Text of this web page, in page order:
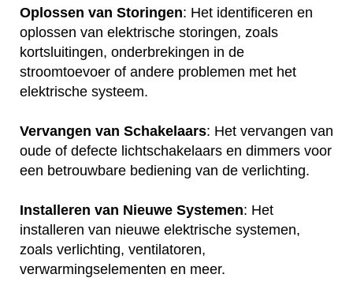
Oplossen van Storingen: Het identificeren en
oplossen van elektrische storingen, zoals
kortsluitingen, onderbrekingen in de
stroomtoevoer of andere problemen met het
elektrische systeem.
Vervangen van Schakelaars: Het vervangen van
oude of defecte lichtschakelaars en dimmers voor
een betrouwbare bediening van de verlichting.
Installeren van Nieuwe Systemen: Het
installeren van nieuwe elektrische systemen,
zoals verlichting, ventilatoren,
verwarmingselementen en meer.